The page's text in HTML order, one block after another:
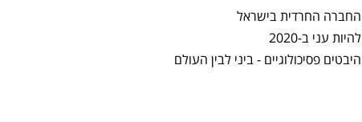
החברה החרדית בישראל
להיות עני ב-2020
היבטים פסיכולוגיים - ביני לבין העולם